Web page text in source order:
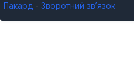
Пакард - Зворотний зв’язок